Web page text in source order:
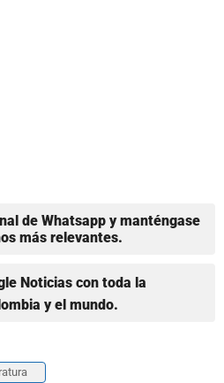
de Whatsapp y manténgase
más relevantes.
Noticias con toda la
y el mundo.